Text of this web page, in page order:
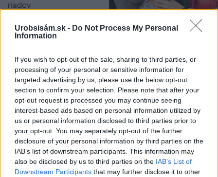
Urobsisám.sk - Do Not Process My Personal
Information
If you wish to opt-out of the sale, sharing to third parties, or
processing of your personal or sensitive information for
targeted advertising by us, please use the below opt-out
section to confirm your selection. Please note that after your
opt-out request is processed you may continue seeing
interest-based ads based on personal information utilized by
us or personal information disclosed to third parties prior to
your opt-out. You may separately opt-out of the further
disclosure of your personal information by third parties on the
IAB’s list of downstream participants. This information may
also be disclosed by us to third parties on the IAB’s List of
Downstream Participants that may further disclose it to other
riadov
KOMENTÁRE Pridaťkomentár
VIDEO